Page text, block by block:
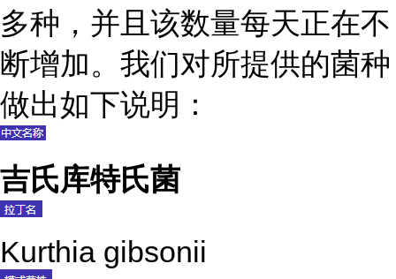
多种，并且该数量每天正在不
断增加。我们对所提供的菌种
做出如下说明：
吉氏库特氏菌
Kurthia gibsonii